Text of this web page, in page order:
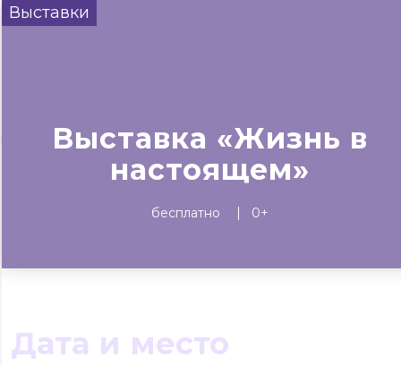
Концерты Театр Детям Выставки
Выставки
Выставка «Жизнь в
настоящем»
бесплатно 0+
Дата и место